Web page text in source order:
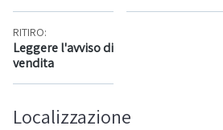
RITIRO:
Leggere l'avviso di
vendita
Localizzazione